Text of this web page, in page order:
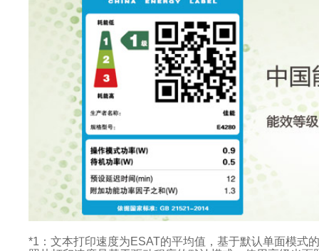
*1：文本打印速度为ESAT的平均值，基于默认单面模式